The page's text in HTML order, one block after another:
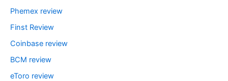
Phemex review
Finst Review
Coinbase review
BCM review
eToro review